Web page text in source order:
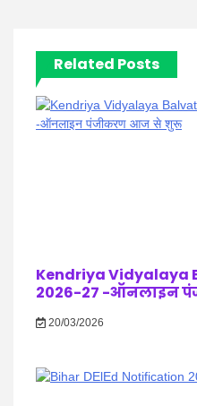
Related Posts
Kendriya Vidyalaya
2026-27 -ऑनलाइन
20/03/2026